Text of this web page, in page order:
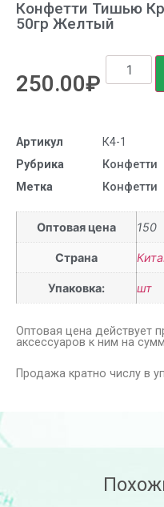
Конфетти Тишью
50гр Желтый
250.00₽
Артикул
К4-1
Рубрика
Конфетти
Метка
Конфетти
Оптовая цена 150
Страна
Упаковка: шт
Оптовая цена действует
аксессуаров к ним на
Продажа кратно числу в